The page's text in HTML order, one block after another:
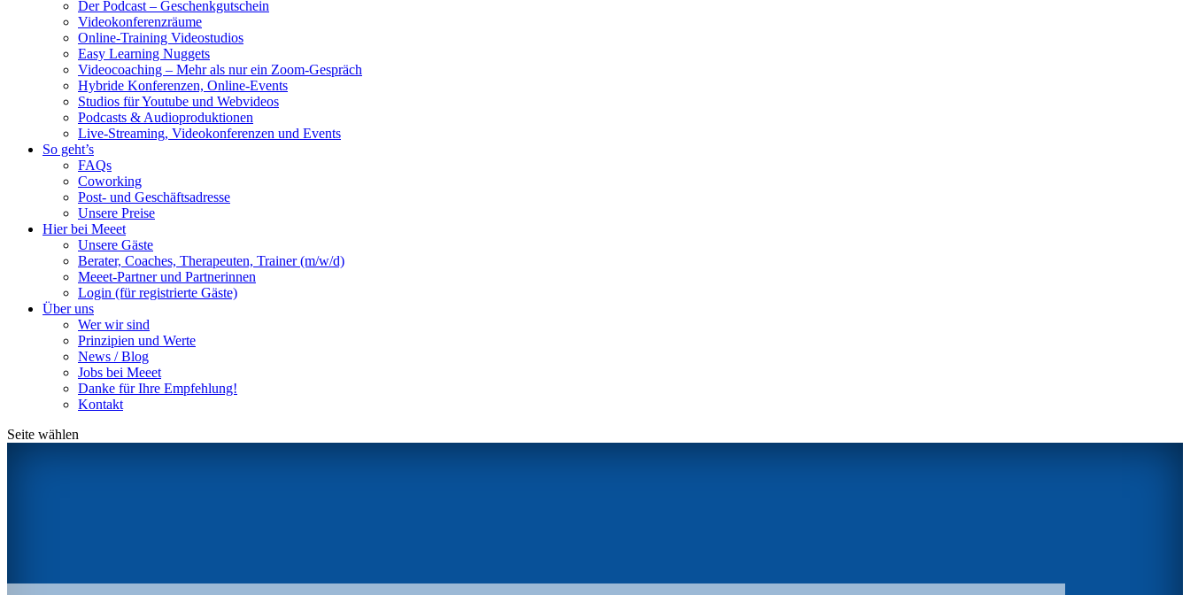
Der Podcast – Geschenkgutschein
Videokonferenzräume
Online-Training Videostudios
Easy Learning Nuggets
Videocoaching – Mehr als nur ein Zoom-Gespräch
Hybride Konferenzen, Online-Events
Studios für Youtube und Webvideos
Podcasts & Audioproduktionen
Live-Streaming, Videokonferenzen und Events
So geht’s
FAQs
Coworking
Post- und Geschäftsadresse
Unsere Preise
Hier bei Meeet
Unsere Gäste
Berater, Coaches, Therapeuten, Trainer (m/w/d)
Meeet-Partner und Partnerinnen
Login (für registrierte Gäste)
Über uns
Wer wir sind
Prinzipien und Werte
News / Blog
Jobs bei Meeet
Danke für Ihre Empfehlung!
Kontakt
Seite wählen